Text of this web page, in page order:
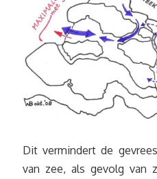
Dit vermindert de
van zee, als gevolg van